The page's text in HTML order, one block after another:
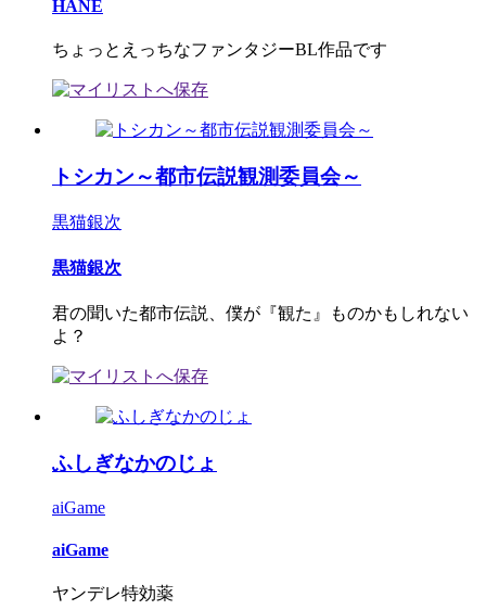
HANE
ちょっとえっちなファンタジーBL作品です
トシカン～都市伝説観測委員会～
黒猫銀次
黒猫銀次
君の聞いた都市伝説、僕が『観た』ものかもしれない
よ？
ふしぎなかのじょ
aiGame
aiGame
ヤンデレ特効薬